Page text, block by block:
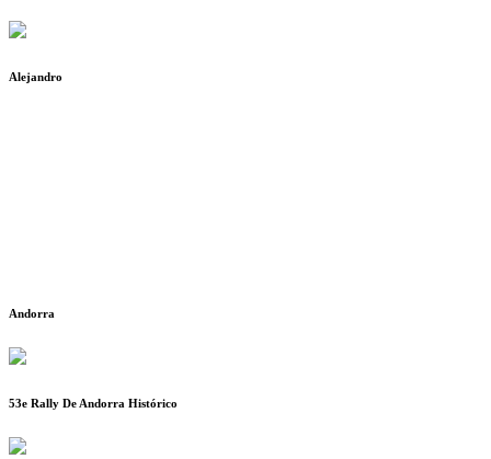
Alejandro
Andorra
53e Rally De Andorra Histórico